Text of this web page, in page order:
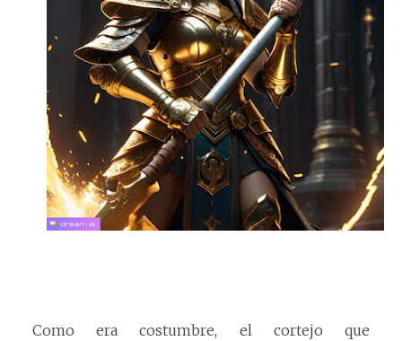
Como era costumbre, el cortejo que